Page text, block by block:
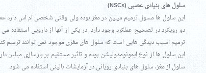
سلول های بنیادی عصبی (NSCs)
سلول از مغز، سلول های بنیادی رویانی در آزمایشات بالینی استفاده می شود.